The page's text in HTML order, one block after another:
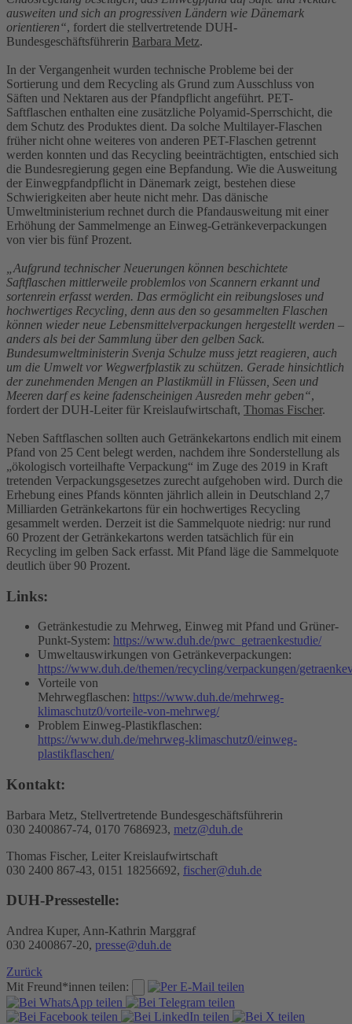
ausweiten und sich an progressiven Ländern wie Dänemark
orientieren“, fordert die stellvertretende DUH-
Bundesgeschäftsführerin Barbara Metz.
In der Vergangenheit wurden technische Probleme bei der
Sortierung und dem Recycling als Grund zum Ausschluss von
Säften und Nektaren aus der Pfandpflicht angeführt. PET-
Saftflaschen enthalten eine zusätzliche Polyamid-Sperrschicht, die
dem Schutz des Produktes dient. Da solche Multilayer-Flaschen
früher nicht ohne weiteres von anderen PET-Flaschen getrennt
werden konnten und das Recycling beeinträchtigten, entschied sich
die Bundesregierung gegen eine Bepfandung. Wie die Ausweitung
der Einwegpfandpflicht in Dänemark zeigt, bestehen diese
Schwierigkeiten aber heute nicht mehr. Das dänische
Umweltministerium rechnet durch die Pfandausweitung mit einer
Erhöhung der Sammelmenge an Einweg-Getränkeverpackungen
von vier bis fünf Prozent.
„Aufgrund technischer Neuerungen können beschichtete
Saftflaschen mittlerweile problemlos von Scannern erkannt und
sortenrein erfasst werden. Das ermöglicht ein reibungsloses und
hochwertiges Recycling, denn aus den so gesammelten Flaschen
können wieder neue Lebensmittelverpackungen hergestellt werden –
anders als bei der Sammlung über den gelben Sack.
Bundesumweltministerin Svenja Schulze muss jetzt reagieren, auch
um die Umwelt vor Wegwerfplastik zu schützen. Gerade hinsichtlich
der zunehmenden Mengen an Plastikmüll in Flüssen, Seen und
Meeren darf es keine fadenscheinigen Ausreden mehr geben“,
fordert der DUH-Leiter für Kreislaufwirtschaft, Thomas Fischer.
Neben Saftflaschen sollten auch Getränkekartons endlich mit einem
Pfand von 25 Cent belegt werden, nachdem ihre Sonderstellung als
„ökologisch vorteilhafte Verpackung“ im Zuge des 2019 in Kraft
tretenden Verpackungsgesetzes zurecht aufgehoben wird. Durch die
Erhebung eines Pfands könnten jährlich allein in Deutschland 2,7
Milliarden Getränkekartons für ein hochwertiges Recycling
gesammelt werden. Derzeit ist die Sammelquote niedrig: nur rund
60 Prozent der Getränkekartons werden tatsächlich für ein
Recycling im gelben Sack erfasst. Mit Pfand läge die Sammelquote
deutlich über 90 Prozent.
Links:
Getränkestudie zu Mehrweg, Einweg mit Pfand und Grüner-
Punkt-System: https://www.duh.de/pwc_getraenkestudie/
Umweltauswirkungen von Getränkeverpackungen:
https://www.duh.de/themen/recycling/verpackungen/
Vorteile von
Mehrwegflaschen: https://www.duh.de/mehrweg-
klimaschutz0/vorteile-von-mehrweg/
Problem Einweg-Plastikflaschen:
https://www.duh.de/mehrweg-klimaschutz0/einweg-
plastikflaschen/
Kontakt:
Barbara Metz, Stellvertretende Bundesgeschäftsführerin
030 2400867-74, 0170 7686923, metz@duh.de
Thomas Fischer, Leiter Kreislaufwirtschaft
030 2400 867-43, 0151 18256692, fischer@duh.de
DUH-Pressestelle:
Andrea Kuper, Ann-Kathrin Marggraf
030 2400867-20, presse@duh.de
Zurück
Mit Freund*innen teilen: